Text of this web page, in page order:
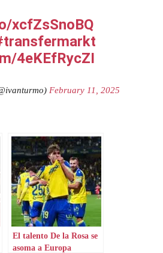
xcfZsSnoBQ
4eKEfRycZI
February 11, 2025
El talento De la Rosa se
asoma a Europa